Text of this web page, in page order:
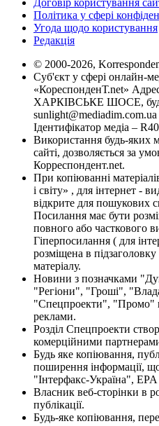
Політика у сфері
Угода щодо користування
Редакція
© 2000-2026,
Суб'єкт у сфері онлайн-
«КореспонденТ.net»
ХАРКІВСЬКЕ ШОСЕ,
sunlight@mediadim.com.ua
Ідентифікатор медіа –
Використання будь-яких
сайті, дозволяється за
Корреспондент.net.
При копіюванні
і світу» , для інтернет -
відкрите для пошукових
Посилання має бути
повного або часткового
Гіперпосилання ( для
розміщена в
матеріалу.
Новини з позначками
"Регіони", "Гроші",
"Спецпроекти", "Промо"
реклами.
Розділ Спецпроекти
комерційними
Будь яке копіювання,
поширення інформації,
"Інтерфакс-Україна",
Власник веб-сторінки в
публікації.
Будь-яке копіювання,